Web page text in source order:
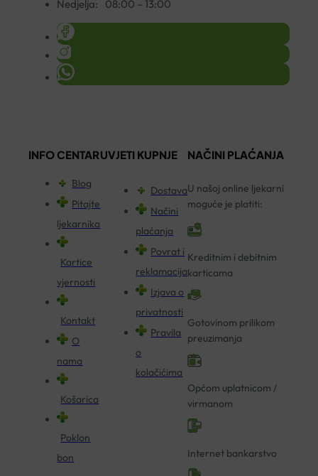
Nedjelja: 08:00 – 13:00
INFO CENTAR
Blog
Pitajte
ljekarnika
Kartice
vjernosti
Kontakt
O
nama
Košarica
Poklon
bon
UVJETI KUPNJE
Dostava
Načini
plaćanja
Povrat i
reklamacija
Izjava o
privatnosti
Pravila
o
kolačićima
NAČINI PLAĆANJA
U našoj online ljekarni
moguće je platiti:
Kreditnim i debitnim
karticama
Gotovinom prilikom
preuzimanja
Općom uplatnicom /
virmanom
Internet bankarstvo